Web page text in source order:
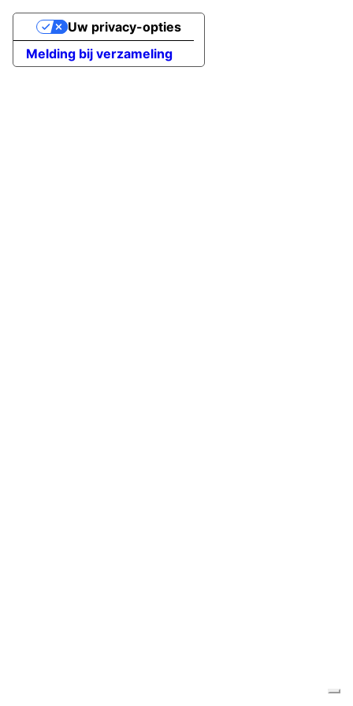
Melding bij verzameling
Uw privacy-opties